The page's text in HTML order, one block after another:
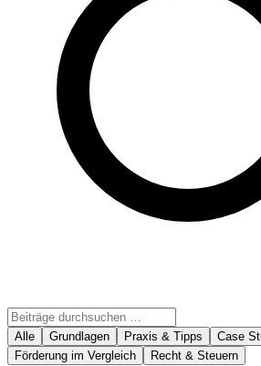
Seit dem 7. Juli 2026, 12:00 Uhr,
das für das ZIM zuständige
Wichtig: Der Stopp ist zwar befristet
Antragsannahme aber wieder startet,
ausdrücklich alle Antrags- und
FuE-Einzelprojekte
FuE-Kooperationsprojekte
Innovationsnetzwerke
Durchführbarkeitsstudien
auch reine Projektskizzen
Zusätzlich wird die Fristenfestlegung für
ausgesetzt. Es kommt also nicht nur
Der Grund: Seit dem vierten Quartal
Die offizielle Meldung dazu lest ihr
Projekt GmbH.
Alle Grundlagen Praxis & Tipps Case
Förderung im Vergleich
Recht & Steuern